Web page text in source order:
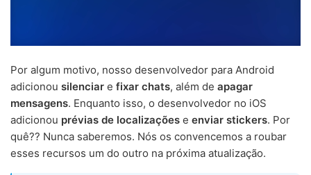
Por algum motivo, nosso desenvolvedor para Android
adicionou silenciar e fixar chats, além de apagar
mensagens. Enquanto isso, o desenvolvedor no iOS
adicionou prévias de localizações e enviar stickers. Por
quê?? Nunca saberemos. Nós os convencemos a roubar
esses recursos um do outro na próxima atualização.